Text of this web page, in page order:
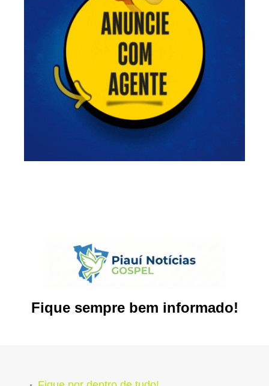
Fique sempre bem informado!